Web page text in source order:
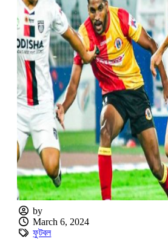
by
March 6, 2024
ফুটবল